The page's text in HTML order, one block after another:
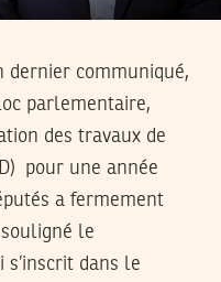
dernier communiqué,
parlementaire,
des travaux de
pour une année
a fermement
le
s’inscrit dans le